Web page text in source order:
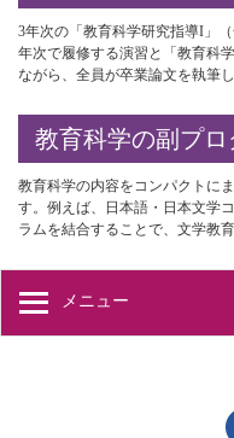
3年次の「教育科学研究指導I」
年次で履修する演習と「教育科
ながら、全員が卒業論文を執筆し
教育科学の副プロ
教育科学の内容をコンパクトに
す。例えば、日本語・日本文学
ラムを結合することで、文学教
メニュー